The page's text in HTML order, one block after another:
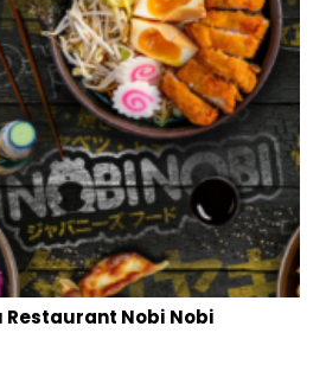
Restaurant Nobi Nobi